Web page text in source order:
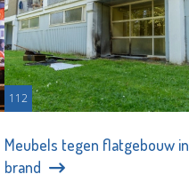
112
Meubels tegen flatgebouw in
brand